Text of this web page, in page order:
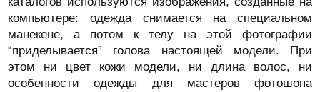
компьютере: одежда снимается на специальном
манекене, а потом к телу на этой фотографии
“приделывается” голова настоящей модели. При
этом ни цвет кожи модели, ни длина волос, ни
особенности одежды для мастеров фотошопа